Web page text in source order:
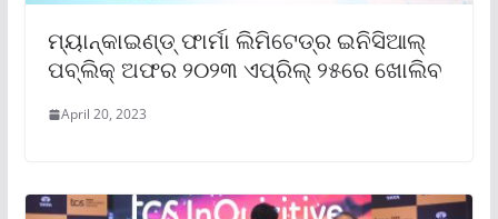
ମ୍ୟାନ୍‌କାଇଣ୍ଡ୍ ଫାର୍ମା ଲିମିଟେଡ୍‌ର ଇନିସିଆଲ୍
ପବ୍ଲିକ୍ ଅଫର ୨୦୨୩ ଏପ୍ରିଲ୍ ୨୫ରେ ଖୋଲିବ
April 20, 2023